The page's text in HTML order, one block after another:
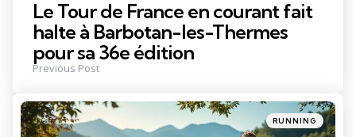
Le Tour de France en courant fait
halte à Barbotan-les-Thermes
pour sa 36e édition
Previous Post
Posted
in
RUNNING